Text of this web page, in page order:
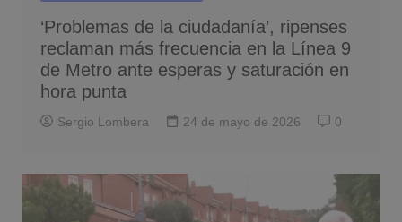
‘Problemas de la ciudadanía’, ripenses
reclaman más frecuencia en la Línea 9
de Metro ante esperas y saturación en
hora punta
Sergio Lombera 24 de mayo de 2026 0